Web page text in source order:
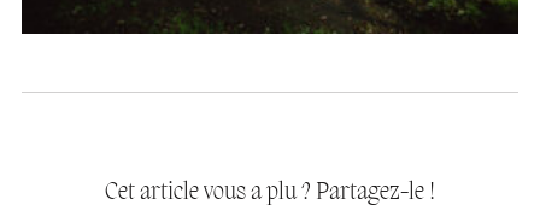
Cet article vous a plu ? Partagez-le !